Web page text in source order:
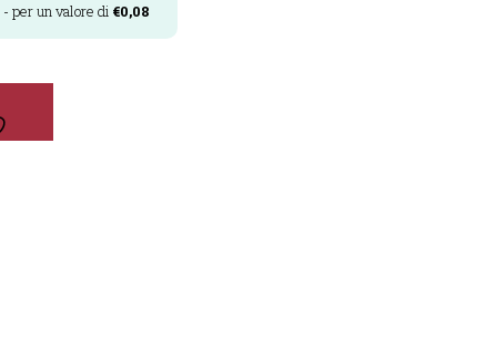
- per un valore di €0,08